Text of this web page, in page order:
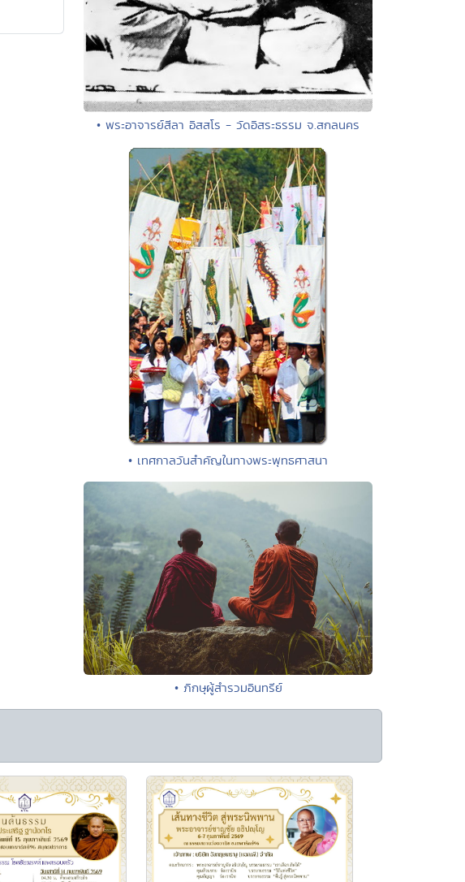
• พระอาจารย์สีลา อิสสโร - วัดอิสระธรรม จ.สกลนคร
• เทศกาลวันสำคัญในทางพระพุทธศาสนา
• ภิกษุผู้สำรวมอินทรีย์